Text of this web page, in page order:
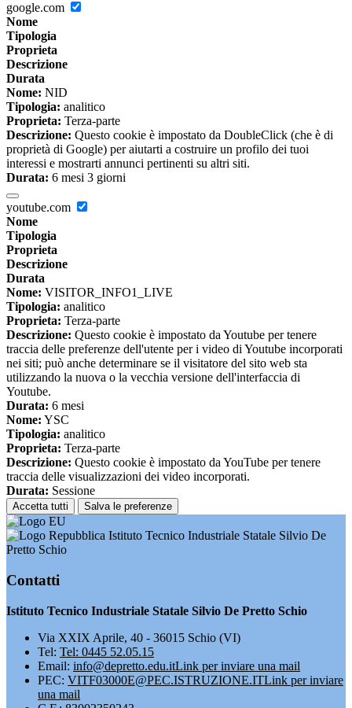
google.com
Nome
Tipologia
Proprieta
Descrizione
Durata
Nome: NID
Tipologia: analitico
Proprieta: Terza-parte
Descrizione: Questo cookie è impostato da DoubleClick (che è di
proprietà di Google) per aiutarti a costruire un profilo dei tuoi
interessi e mostrarti annunci pertinenti su altri siti.
Durata: 6 mesi 3 giorni
youtube.com
Nome
Tipologia
Proprieta
Descrizione
Durata
Nome: VISITOR_INFO1_LIVE
Tipologia: analitico
Proprieta: Terza-parte
Descrizione: Questo cookie è impostato da Youtube per tenere
traccia delle preferenze dell'utente per i video di Youtube incorporati
nei siti; può anche determinare se il visitatore del sito web sta
utilizzando la nuova o la vecchia versione dell'interfaccia di
Youtube.
Durata: 6 mesi
Nome: YSC
Tipologia: analitico
Proprieta: Terza-parte
Descrizione: Questo cookie è impostato da YouTube per tenere
traccia delle visualizzazioni dei video incorporati.
Durata: Sessione
Accetta tutti Salva le preferenze
Istituto Tecnico Industriale Statale Silvio De
Pretto Schio
Contatti
Istituto Tecnico Industriale Statale Silvio De Pretto Schio
Via XXIX Aprile, 40 - 36015 Schio (VI)
Tel: Tel: 0445 52.05.15
Email: info@depretto.edu.itLink per inviare una mail
PEC: VITF03000E@PEC.ISTRUZIONE.ITLink per inviare
una mail